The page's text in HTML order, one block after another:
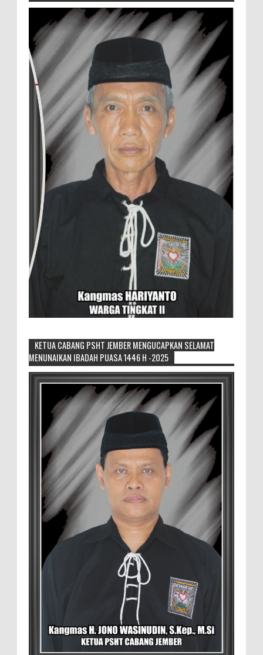
Sikapi Overproduksi Panen Selada, Petani
Muda Hidroponik Ikuti Pelatihan
Manajemen Budidaya dan Tata Kelola
Pasar
Setelah Pelatihan Diwilayah Ambulu Foto Bersama
MEMOPOS.co.id, Jember - Trend pertanian urban saat ini
menjadi pilihan generasi muda untuk ...
Sambut penilaian Akreditasi
RSD.dr.Soebandi Bagikan Sembako Kepada
Warga Sekitar
Suasana ceriah terlihat di raut keluarga
besar RSD.dr.Soebandi Jember saat melakukan kegiatan
rutin senam pagi, setelah senam dilanjutkan pe...
Pemilik Lahan Safi'i Dilaporkan Pencurian
dan Pengrusakan
Didampingi Kuasa Hukum Safi'i Datangi
Polres Jember MEMOPOS.vo.id, Jember -
Safi'i (76) warga Kreyongan, Kelurahan Patrang,
KETUA CABANG PSHT JEMBER MENGUCAPKAN SELAMAT
MENUNAIKAN IBADAH PUASA 1446 H -2025